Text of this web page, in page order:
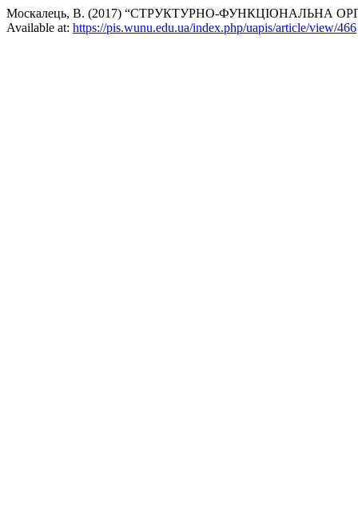
Москалець, В. (2017) “СТРУКТУРНО-ФУНКЦІОНАЛЬНА
Available at: https://pis.wunu.edu.ua/index.php/uapis/article/view/466